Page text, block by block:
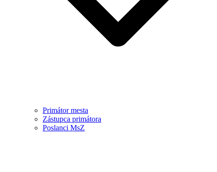
Primátor mesta
Zástupca primátora
Poslanci MsZ